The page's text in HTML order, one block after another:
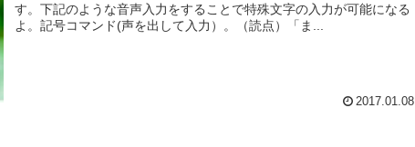
す。下記のような音声入力をすることで特殊文字の入力が可能になる
よ。記号コマンド(声を出して入力）。（読点）「ま...
2017.01.08